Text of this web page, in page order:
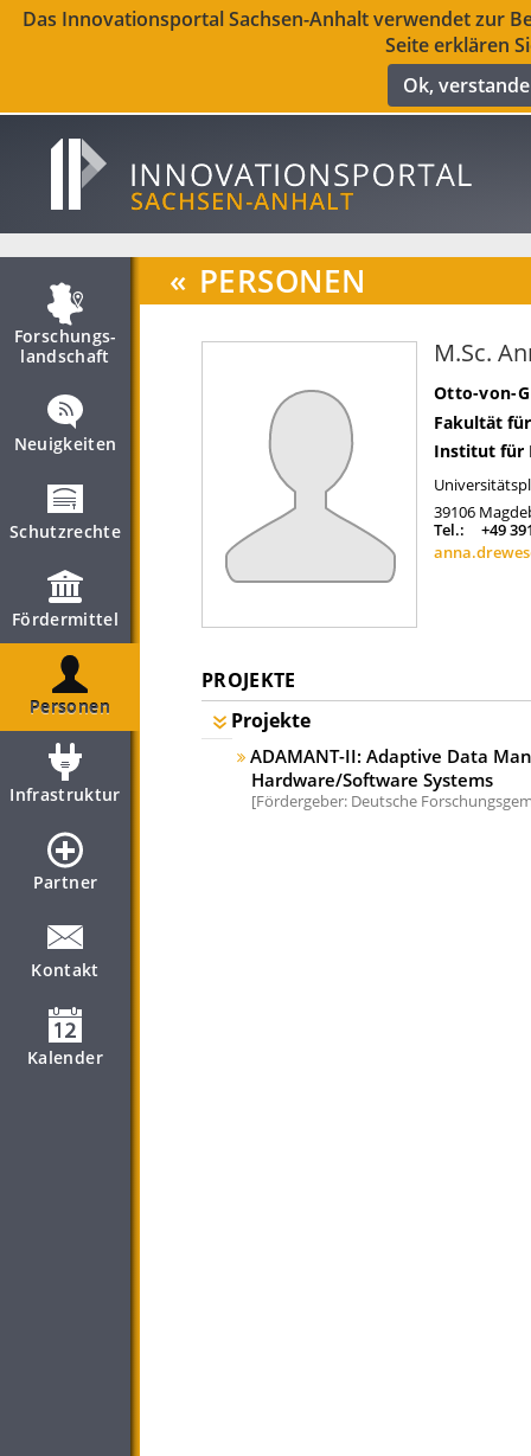
Das Innovationsportal Sachsen-Anhalt verwendet zur
Seite erklären
Ok,
Forschungs­
landschaft
Neuigkeiten
Schutzrechte
Fördermittel
Personen
Infrastruktur
Partner
Kontakt
Kalender
« PERSONEN
M.Sc.
Otto-von-
Fakultät
Institut für
39106
Tel.:
+49
PROJEKTE
Projekte
ADAMANT-II: Adaptive Data
Hardware/Software Systems
Fördergeber: Deutsche